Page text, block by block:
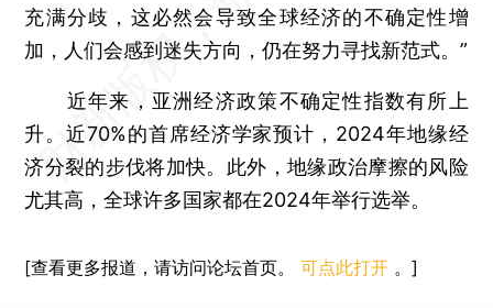
充满分歧，这必然会导致全球经济的不确定性增
加，人们会感到迷失方向，仍在努力寻找新范式。”
近年来，亚洲经济政策不确定性指数有所上
升。近70%的首席经济学家预计，2024年地缘经
济分裂的步伐将加快。此外，地缘政治摩擦的风险
尤其高，全球许多国家都在2024年举行选举。
[查看更多报道，请访问论坛首页。可点此打开 。]